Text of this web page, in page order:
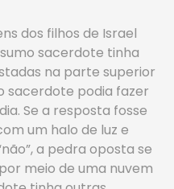
dos filhos de Israel
sacerdote tinha
na parte superior
sacerdote podia fazer
Se a resposta fosse
um halo de luz e
a pedra oposta se
meio de uma nuvem